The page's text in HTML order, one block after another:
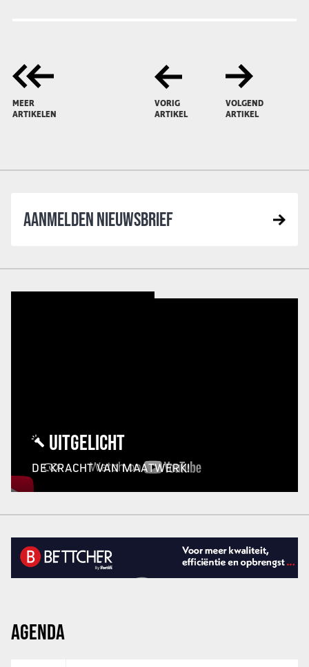
MEER
ARTIKELEN
VORIG
ARTIKEL
VOLGEND
ARTIKEL
AANMELDEN NIEUWSBRIEF
UITGELICHT
DE KRACHT VAN MAATWERK!
AGENDA